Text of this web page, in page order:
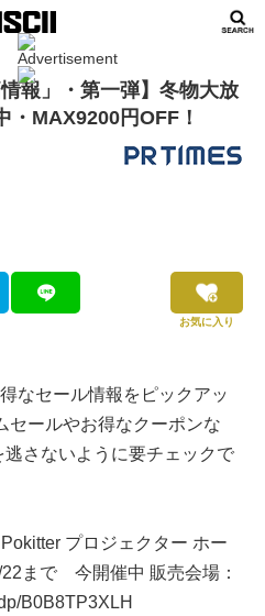
報」・第一弾】冬物大放
・MAX9200円OFF！
お気に入り
なセール情報をピックアッ
セールやお得なクーポンな
さないように要チェックで
プロジェクター ホー
まで 今開催中 販売会場：
B0B8TP3XLH